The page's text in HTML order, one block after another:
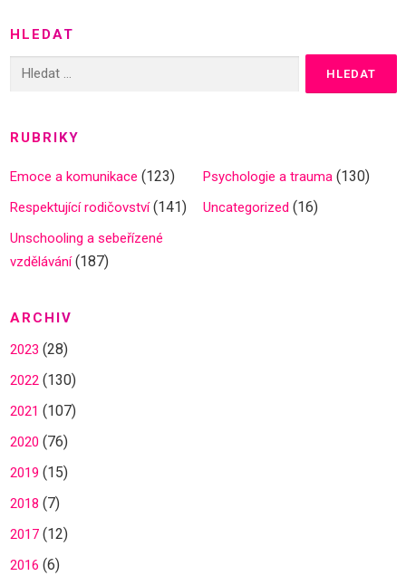
HLEDAT
Vyhledávání
RUBRIKY
Emoce a komunikace (123) Psychologie a trauma (130)
Respektující rodičovství(141) Uncategorized (16)
Unschooling a sebeřízené
vzdělávání(187)
ARCHIV
2023 (28)
2022(130)
2021 (107)
2020 (76)
2019 (15)
2018 (7)
2017(12)
2016 (6)